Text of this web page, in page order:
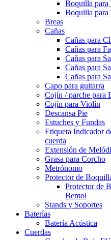
Boquilla para
Boquilla para
Breas
Cañas
Cañas para
Cañas para
Cañas para
Cañas para
Cañas para
Capo para guitarra
Cojín / parche para
Cojín para Violín
Descansa Pie
Estuches y Fundas
Etiqueta Indicador
cuerda
Extensión de
Grasa para Corcho
Metrónomo
Protector de
Protector de
Bemol
Stands y Soportes
Baterías
Batería Acústica
Cuerdas